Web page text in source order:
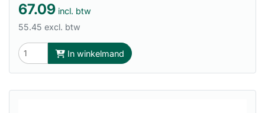
67.09 incl. btw
55.45 excl. btw
In winkelmand